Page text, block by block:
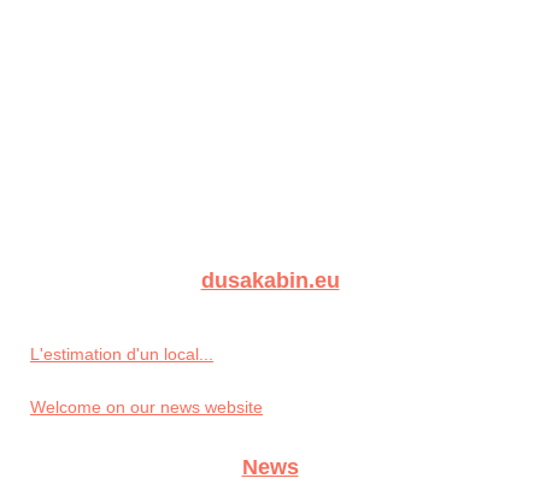
dusakabin.eu
L'estimation d'un local...
Welcome on our news website
News